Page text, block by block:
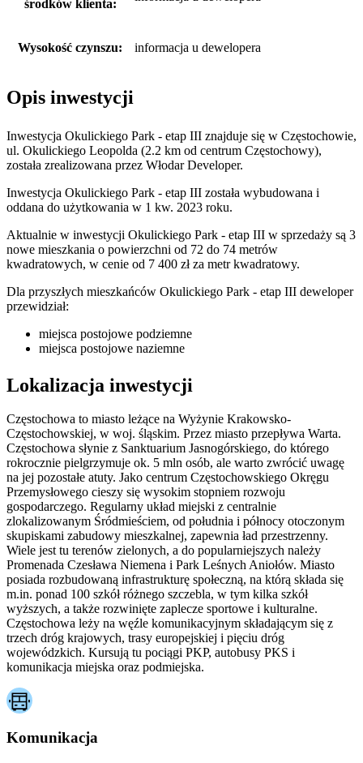
środków klienta:
Wysokość czynszu: informacja u dewelopera
Opis inwestycji
Inwestycja Okulickiego Park - etap III znajduje się w Częstochowie,
ul. Okulickiego Leopolda (2.2 km od centrum Częstochowy),
została zrealizowana przez Włodar Developer.
Inwestycja Okulickiego Park - etap III została wybudowana i
oddana do użytkowania w 1 kw. 2023 roku.
Aktualnie w inwestycji Okulickiego Park - etap III w sprzedaży są 3
nowe mieszkania o powierzchni od 72 do 74 metrów
kwadratowych, w cenie od 7 400 zł za metr kwadratowy.
Dla przyszłych mieszkańców Okulickiego Park - etap III deweloper
przewidział:
miejsca postojowe podziemne
miejsca postojowe naziemne
Lokalizacja inwestycji
Częstochowa to miasto leżące na Wyżynie Krakowsko-
Częstochowskiej, w woj. śląskim. Przez miasto przepływa Warta.
Częstochowa słynie z Sanktuarium Jasnogórskiego, do którego
rokrocznie pielgrzymuje ok. 5 mln osób, ale warto zwrócić uwagę
na jej pozostałe atuty. Jako centrum Częstochowskiego Okręgu
Przemysłowego cieszy się wysokim stopniem rozwoju
gospodarczego. Regularny układ miejski z centralnie
zlokalizowanym Śródmieściem, od południa i północy otoczonym
skupiskami zabudowy mieszkalnej, zapewnia ład przestrzenny.
Wiele jest tu terenów zielonych, a do popularniejszych należy
Promenada Czesława Niemena i Park Leśnych Aniołów. Miasto
posiada rozbudowaną infrastrukturę społeczną, na którą składa się
m.in. ponad 100 szkół różnego szczebla, w tym kilka szkół
wyższych, a także rozwinięte zaplecze sportowe i kulturalne.
Częstochowa leży na węźle komunikacyjnym składającym się z
trzech dróg krajowych, trasy europejskiej i pięciu dróg
wojewódzkich. Kursują tu pociągi PKP, autobusy PKS i
komunikacja miejska oraz podmiejska.
Komunikacja